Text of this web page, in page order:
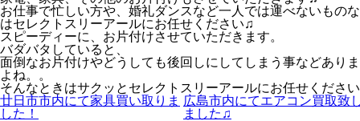
お仕事で忙しい方や、婚礼ダンスなど一人では運べないもの
はセレクトスリーアールにお任せください♫
スピーディーに、お片付けさせていただきます。
バダバタしていると、
面倒なお片付けやどうしても後回しにしてしまう事などあり
よね。。
そんなときはサクッとセレクトスリーアールにお任せくださ
廿日市市内にて家具買い取りま
した！
広島市内にてエアコン買取致
ました♫